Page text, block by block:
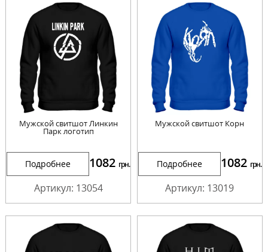
Мужской свитшот Линкин
Парк логотип
Подробнее 1082 грн.
Артикул: 13054
Мужской свитшот Корн
Подробнее 1082 грн.
Артикул: 13019